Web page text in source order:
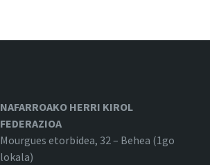
NAFARROAKO HERRI KIROL
FEDERAZIOA
Mourgues etorbidea, 32 – Behea (1go
lokala)